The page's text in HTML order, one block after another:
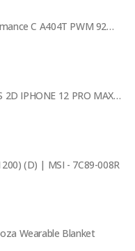
Xilence Cooler Performance C A404T PWM 92mm fan AMD XC040
DISPLEX REAL GLASS 2D IPHONE 12 PRO MAX 6.7'
(D) | MSI - 7C89-008R
Wearable Blanket